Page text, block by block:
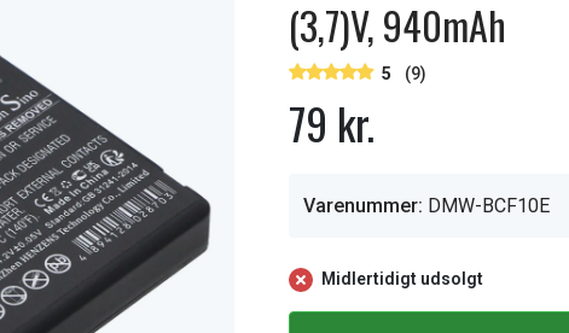
(3,7)V, 940mAh
5 (9)
79 kr.
Varenummer: DMW-BCF10E
Midlertidigt udsolgt